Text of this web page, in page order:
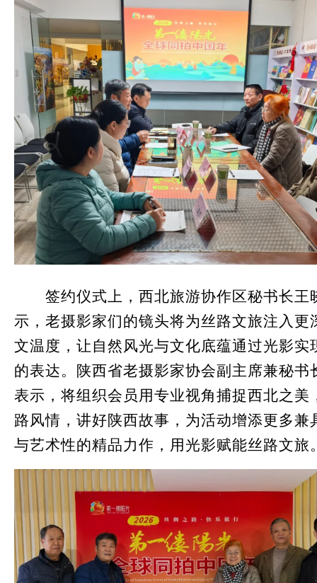
签约仪式上，西北旅游协作区秘书长王
示，老摄影家们的镜头将为丝路文旅注入更
文温度，让自然风光与文化底蕴通过光影实
的表达。陕西省老摄影家协会副主席兼秘书
表示，将组织会员用专业视角捕捉西北之美
路风情，讲好陕西故事，为活动增添更多兼
与艺术性的精品力作，用光影赋能丝路文旅